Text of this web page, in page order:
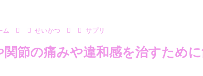
ム せいかつ サプリ
関節の痛みや違和感を治すため